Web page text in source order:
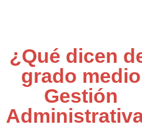
¿Qué dicen
grado medio
Gestión